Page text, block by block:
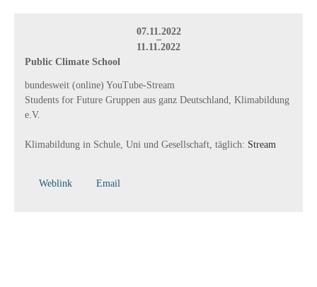
07.11.2022
–
11.11.2022
Public Climate School
bundesweit (online) YouTube-Stream
Students for Future Gruppen aus ganz Deutschland, Klimabildung
e.V.
Klimabildung in Schule, Uni und Gesellschaft, täglich: Stream
Weblink Email